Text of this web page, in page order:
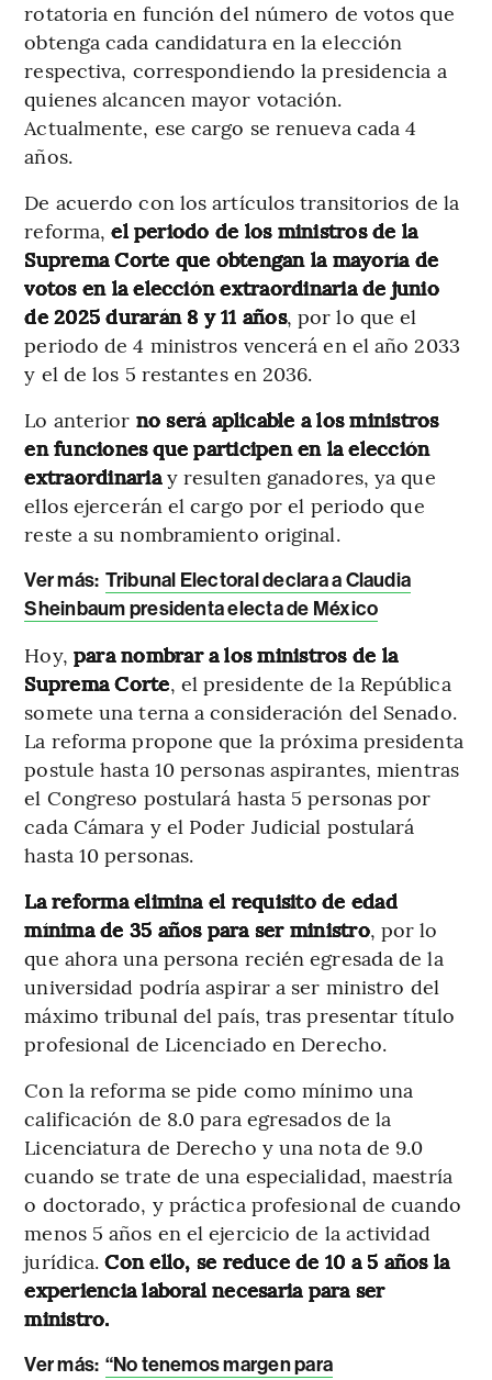
rotatoria en función del número de votos que
obtenga cada candidatura en la elección
respectiva, correspondiendo la presidencia a
quienes alcancen mayor votación.
Actualmente, ese cargo se renueva cada 4
años.
De acuerdo con los artículos transitorios de la
reforma,el periodo de los ministros de la
Suprema Corte que obtengan la mayoría de
votos en la elección extraordinaria de junio
de 2025 durarán 8 y 11 años, por lo que el
periodo de 4 ministros vencerá en el año 2033
y el de los 5 restantes en 2036.
Lo anterior no será aplicable a los ministros
en funciones que participen en la elección
extraordinariay resulten ganadores, ya que
ellos ejercerán el cargo por el periodo que
reste a su nombramiento original.
Ver más: Tribunal Electoral declara a Claudia
Sheinbaum presidenta electa de México
Hoy, para nombrar a los ministros de la
Suprema Corte, el presidente de la República
somete una terna a consideración del Senado.
La reforma propone que la próxima presidenta
postule hasta 10 personas aspirantes, mientras
el Congreso postulará hasta 5 personas por
cada Cámara y el Poder Judicial postulará
hasta 10 personas.
La reforma elimina el requisito de edad
mínima de 35 años para ser ministro, por lo
que ahora una persona recién egresada de la
universidad podría aspirar a ser ministro del
máximo tribunal del país, tras presentar título
profesional de Licenciado en Derecho.
Con la reforma se pide como mínimo una
calificación de 8.0 para egresados de la
Licenciatura de Derecho y una nota de 9.0
cuando se trate de una especialidad, maestría
o doctorado, y práctica profesional de cuando
menos 5 años en el ejercicio de la actividad
jurídica.Con ello, se reduce de 10 a 5 años la
experiencia laboral necesaria para ser
ministro.
Ver más: “No tenemos margen para